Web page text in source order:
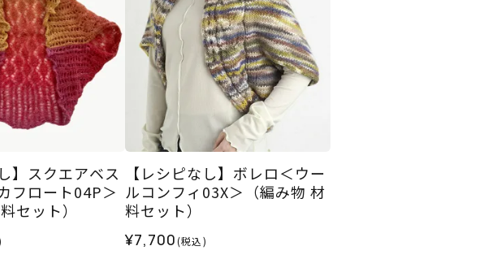
】スクエアベス
フロート04P＞
セット）
【レシピなし】ボレロ＜ウー
ルコンフィ03X＞（編み物 材
料セット）
¥7,700(税込)